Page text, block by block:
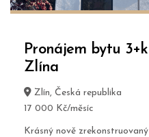
Pronájem bytu
Zlína
Zlín, Česká republika
17 000 Kč/měsíc
Krásný nově